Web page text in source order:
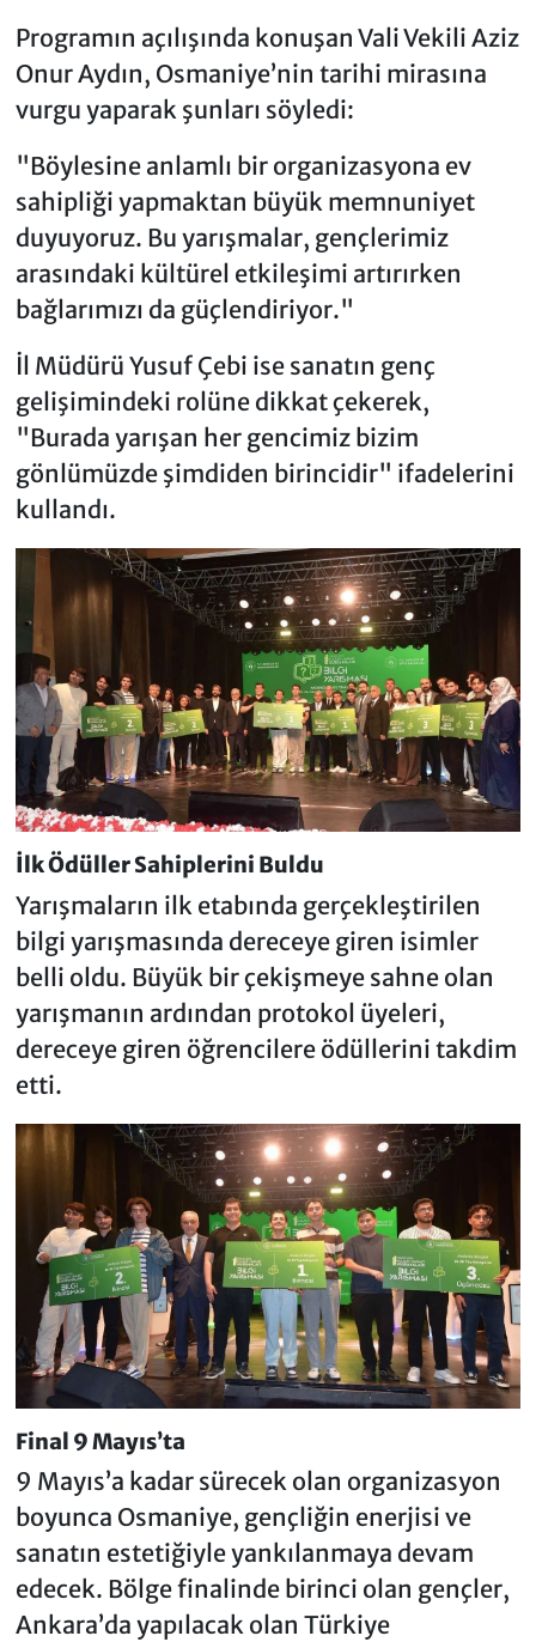
Programın açılışında konuşan Vali Vekili Aziz
Onur Aydın, Osmaniye’nin tarihi mirasına
vurgu yaparak şunları söyledi:
"Böylesine anlamlı bir organizasyona ev
sahipliği yapmaktan büyük memnuniyet
duyuyoruz. Bu yarışmalar, gençlerimiz
arasındaki kültürel etkileşimi artırırken
bağlarımızı da güçlendiriyor."
İl Müdürü Yusuf Çebi ise sanatın genç
gelişimindeki rolüne dikkat çekerek,
"Burada yarışan her gencimiz bizim
gönlümüzde şimdiden birincidir" ifadelerini
kullandı.
İlk Ödüller Sahiplerini Buldu
Yarışmaların ilk etabında gerçekleştirilen
bilgi yarışmasında dereceye giren isimler
belli oldu. Büyük bir çekişmeye sahne olan
yarışmanın ardından protokol üyeleri,
dereceye giren öğrencilere ödüllerini takdim
etti.
Final 9 Mayıs’ta
9 Mayıs’a kadar sürecek olan organizasyon
boyunca Osmaniye, gençliğin enerjisi ve
sanatın estetiğiyle yankılanmaya devam
edecek. Bölge finalinde birinci olan gençler,
Ankara’da yapılacak olan Türkiye